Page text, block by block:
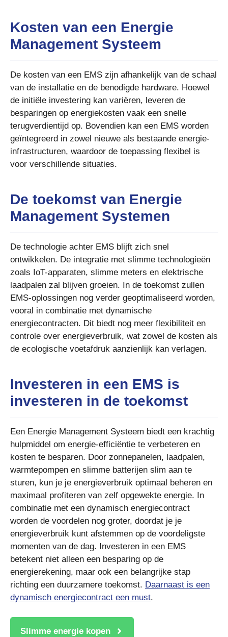
Kosten van een Energie
Management Systeem
De kosten van een EMS zijn afhankelijk van de schaal
van de installatie en de benodigde hardware. Hoewel
de initiële investering kan variëren, leveren de
besparingen op energiekosten vaak een snelle
terugverdientijd op. Bovendien kan een EMS worden
geïntegreerd in zowel nieuwe als bestaande energie-
infrastructuren, waardoor de toepassing flexibel is
voor verschillende situaties.
De toekomst van Energie
Management Systemen
De technologie achter EMS blijft zich snel
ontwikkelen. De integratie met slimme technologieën
zoals IoT-apparaten, slimme meters en elektrische
laadpalen zal blijven groeien. In de toekomst zullen
EMS-oplossingen nog verder geoptimaliseerd worden,
vooral in combinatie met dynamische
energiecontracten. Dit biedt nog meer flexibiliteit en
controle over energieverbruik, wat zowel de kosten als
de ecologische voetafdruk aanzienlijk kan verlagen.
Investeren in een EMS is
investeren in de toekomst
Een Energie Management Systeem biedt een krachtig
hulpmiddel om energie-efficiëntie te verbeteren en
kosten te besparen. Door zonnepanelen, laadpalen,
warmtepompen en slimme batterijen slim aan te
sturen, kun je je energieverbruik optimaal beheren en
maximaal profiteren van zelf opgewekte energie. In
combinatie met een dynamisch energiecontract
worden de voordelen nog groter, doordat je je
energieverbruik kunt afstemmen op de voordeligste
momenten van de dag. Investeren in een EMS
betekent niet alleen een besparing op de
energierekening, maar ook een belangrijke stap
richting een duurzamere toekomst. Daarnaast is een
dynamisch energiecontract een must.
Slimme energie kopen